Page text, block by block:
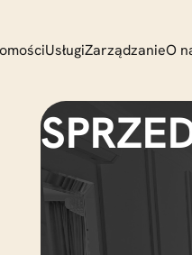
UsługiZarządzanieO